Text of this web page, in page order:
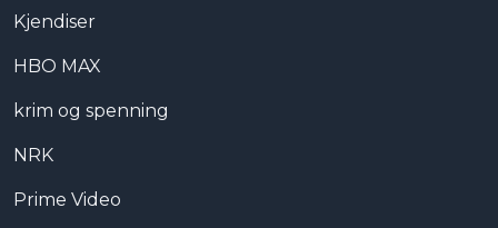
Kjendiser
HBO MAX
krim og spenning
NRK
Prime Video